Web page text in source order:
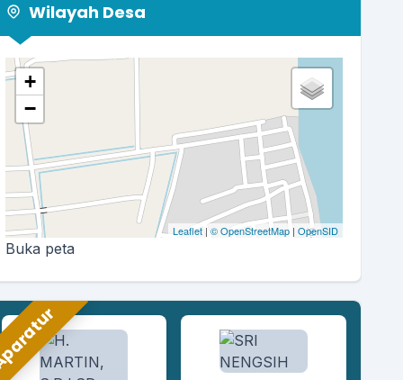
Wilayah Desa
+
−
Leaflet| © OpenStreetMap| OpenSID
Buka peta
ABDUL RASYID
Kasi Kesejahteraan